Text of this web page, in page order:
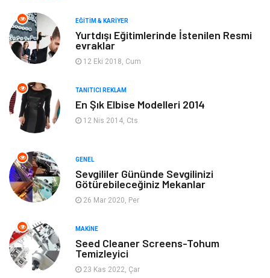
Makine
Elektronik
Giyim
Ev Dekorasyon Organizasyon
Anne & Çocuk Genel Kültür
Ev İşleri
Gençlik & Eğlence
Mobilya
EĞITIM & KARIYER
Yurtdışı Eğitimlerinde İstenilen Resmi
evraklar
12 Eki 2018, Cum
TANITICI REKLAM
En Şık Elbise Modelleri 2014
12 Nis 2014, Cts
GENEL
Sevgililer Gününde Sevgilinizi
Götürebileceğiniz Mekanlar
26 Mar 2020, Per
MAKINE
Seed Cleaner Screens-Tohum
Temizleyici
23 Kas 2022, Çar